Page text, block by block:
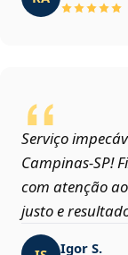
Serviço
Campinas‑SP!
com atenção
justo e
Igor S.